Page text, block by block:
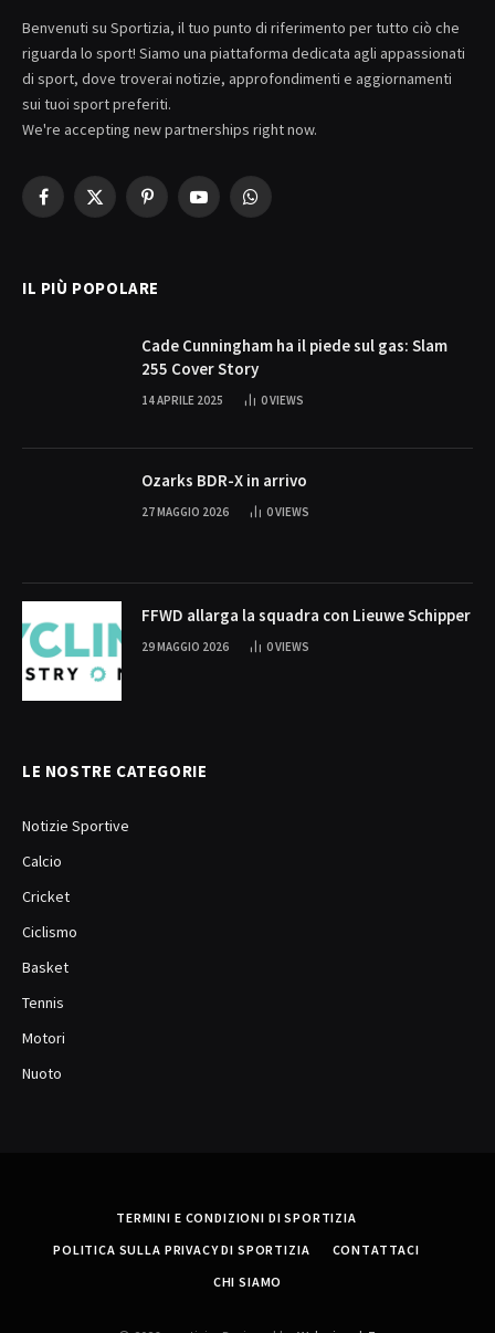
Benvenuti su Sportizia, il tuo punto di riferimento per tutto ciò che
riguarda lo sport! Siamo una piattaforma dedicata agli appassionati
di sport, dove troverai notizie, approfondimenti e aggiornamenti
sui tuoi sport preferiti.
We're accepting new partnerships right now.
Facebook
X
PinterestYouTubeWhatsApp
IL PIÙ POPOLARE
Cade Cunningham ha il piede sul gas: Slam
255 Cover Story
14 APRILE 2025 0VIEWS
Ozarks BDR-X in arrivo
27 MAGGIO 2026 0VIEWS
FFWD allarga la squadra con Lieuwe Schipper
29 MAGGIO 2026 0VIEWS
LE NOSTRE CATEGORIE
Notizie Sportive
Calcio
Cricket
Ciclismo
Basket
Tennis
Motori
Nuoto
TERMINI E CONDIZIONI DI SPORTIZIA
POLITICA SULLA PRIVACY DI SPORTIZIA
CONTATTACI
CHI SIAMO